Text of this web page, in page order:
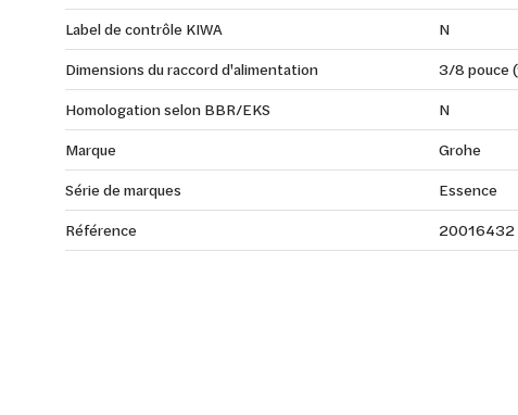
Label de contrôle KIWA
N
Dimensions du raccord d'alimentation
3/8 pouce
Homologation selon BBR/EKS
N
Marque
Grohe
Série de marques
Essence
Référence
20016432